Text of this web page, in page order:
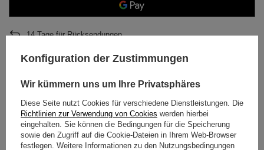
14Tage für Rücksendungen
Nach dem Kauf erhalten Sie
BESCHREIBUNG
DETAILLIERTE DATEN
Konfiguration der Zustimmungen
Wir kümmern uns um Ihre Privatsphäres
Diese Seite nutzt Cookies für verschiedene Dienstleistungen. Die
Richtlinien zur Verwendung von Cookies werden hierbei
eingehalten. Sie können die Bedingungen für die Speicherung
sowie den Zugriff auf die Cookie-Dateien in Ihrem Web-Browser
festlegen. Weitere Informationen zu den Nutzungsbedingungen